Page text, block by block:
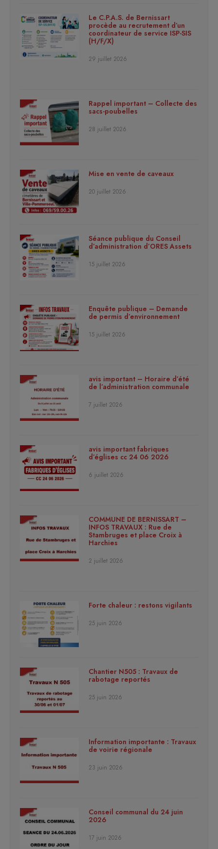
Le C.P.A.S. de Bernissart
procède au recrutement d’un
coordinateur de service ISP-SIS
(H/F/X)
29 juillet 2026
Rappel important – Collecte des
sacs-poubelles
28 juillet 2026
Mise en vente de caveaux
20 juillet 2026
Séance publique du Conseil
d’administration d’ORES Assets
15 juillet 2026
Enquête publique – Demande
de permis d’environnement
15 juillet 2026
avis important – Horaire d’été
de l’administration communale
7 juillet 2026
avis important fabriques
d’églises cc 24 06 2026
6 juillet 2026
COMMUNE DE BERNISSART –
INFOS TRAVAUX : Rue de
Stambruges et place Croix à
Harchies
2 juillet 2026
Forte chaleur : restons vigilants
25 juin 2026
Chantier N505 : Travaux de
rabotage reportés
25 juin 2026
Information importante : Travaux
de voirie régionale
23 juin 2026
Conseil communal du 24 juin
2026
17 juin 2026